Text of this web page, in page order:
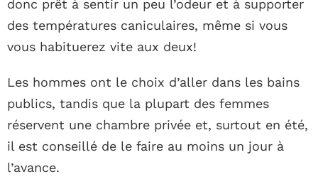
donc prêt à sentir un peu l’odeur et à supporter
des températures caniculaires, même si vous
vous habituerez vite aux deux!
Les hommes ont le choix d’aller dans les bains
publics, tandis que la plupart des femmes
réservent une chambre privée et, surtout en été,
il est conseillé de le faire au moins un jour à
l’avance.